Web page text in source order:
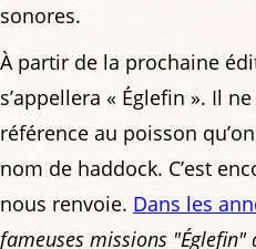
sonores.
À partir de la prochaine
s’appellera « Églefin ». Il
référence au poisson
nom de haddock. C’est
nous renvoie. Dans les
fameuses missions